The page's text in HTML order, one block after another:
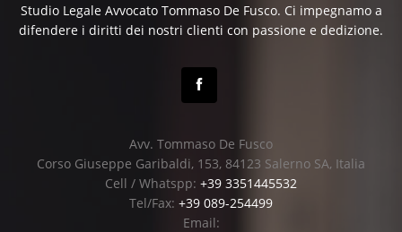
Studio Legale Avvocato Tommaso De Fusco. Ci impegnamo a
difendere i diritti dei nostri clienti con passione e dedizione.
Avv. Tommaso De Fusco
Corso Giuseppe Garibaldi, 153, 84123 Salerno SA, Italia
Cell / Whatspp: +39 3351445532
Tel/Fax: +39 089-254499
Email: